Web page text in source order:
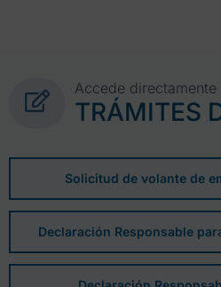
Accede directamente
TRÁMITES
Solicitud de volante de
Declaración Responsable